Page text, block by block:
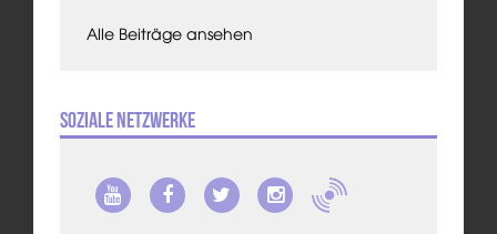
Alle Beiträge ansehen
Soziale Netzwerke